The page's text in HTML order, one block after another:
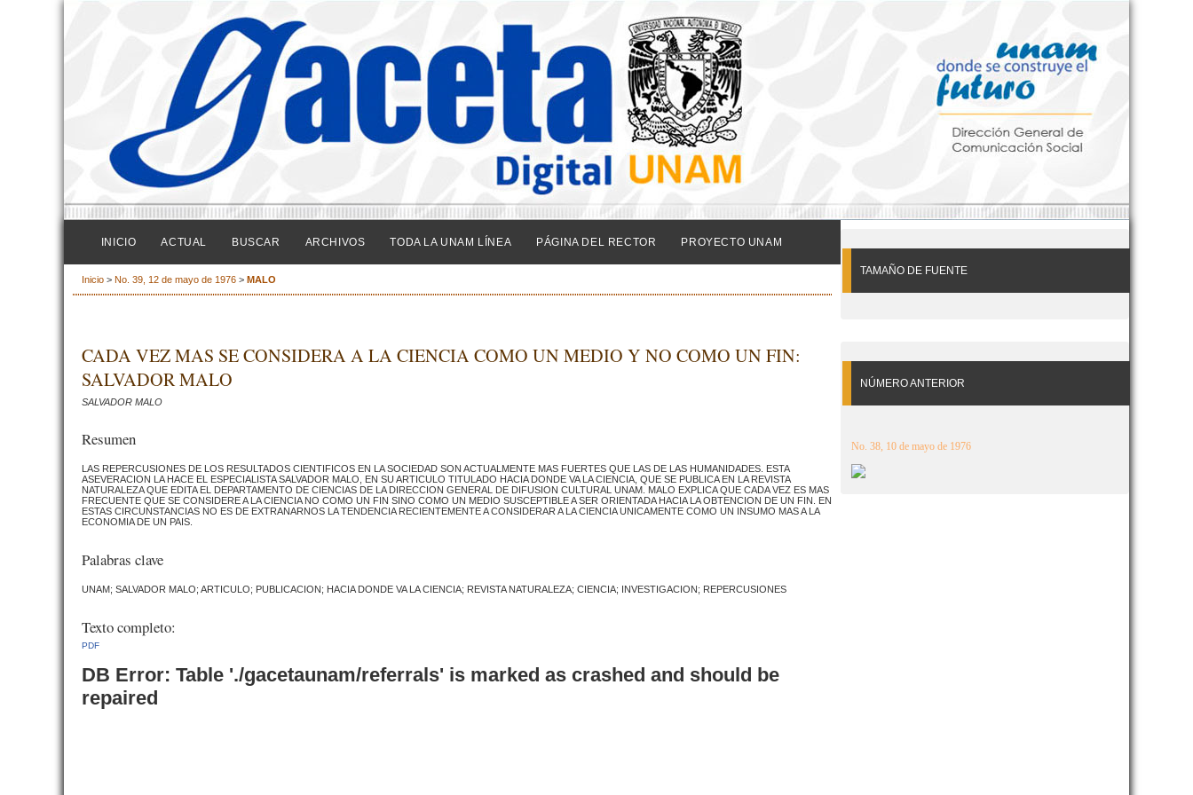
TAMAÑO DE FUENTE
NÚMERO ANTERIOR
No. 38, 10 de mayo de 1976
INICIO ACTUAL BUSCAR ARCHIVOS TODA LA UNAM LÍNEA PÁGINA DEL RECTOR PROYECTO UNAM
Inicio > No. 39, 12 de mayo de 1976 > MALO
CADA VEZ MAS SE CONSIDERA A LA CIENCIA COMO UN MEDIO Y NO COMO UN FIN:
SALVADOR MALO
SALVADOR MALO
Resumen
LAS REPERCUSIONES DE LOS RESULTADOS CIENTIFICOS EN LA SOCIEDAD SON ACTUALMENTE MAS FUERTES QUE LAS DE LAS HUMANIDADES. ESTA
ASEVERACION LA HACE EL ESPECIALISTA SALVADOR MALO, EN SU ARTICULO TITULADO HACIA DONDE VA LA CIENCIA, QUE SE PUBLICA EN LA REVISTA
NATURALEZA QUE EDITA EL DEPARTAMENTO DE CIENCIAS DE LA DIRECCION GENERAL DE DIFUSION CULTURAL UNAM. MALO EXPLICA QUE CADA VEZ ES MAS
FRECUENTE QUE SE CONSIDERE A LA CIENCIA NO COMO UN FIN SINO COMO UN MEDIO SUSCEPTIBLE A SER ORIENTADA HACIA LA OBTENCION DE UN FIN. EN
ESTAS CIRCUNSTANCIAS NO ES DE EXTRANARNOS LA TENDENCIA RECIENTEMENTE A CONSIDERAR A LA CIENCIA UNICAMENTE COMO UN INSUMO MAS A LA
ECONOMIA DE UN PAIS.
Palabras clave
UNAM; SALVADOR MALO; ARTICULO; PUBLICACION; HACIA DONDE VA LA CIENCIA; REVISTA NATURALEZA; CIENCIA; INVESTIGACION; REPERCUSIONES
Texto completo:
PDF
DB Error: Table './gacetaunam/referrals' is marked as crashed and should be
repaired